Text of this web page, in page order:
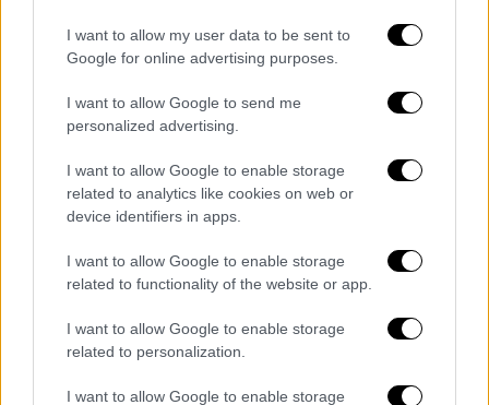
I want to allow my user data to be sent to
Google for online advertising purposes.
I want to allow Google to send me
personalized advertising.
I want to allow Google to enable storage
related to analytics like cookies on web or
device identifiers in apps.
I want to allow Google to enable storage
related to functionality of the website or app.
I want to allow Google to enable storage
related to personalization.
I want to allow Google to enable storage
Τον Ιανουάριο του τρέχοντος έτους, ο
ντράμερ Μίκι Ντι είπε ότι το συγκρότημα
με το όνομα Motorhead.
Αντίστροφη μέτρηση για το debate -
Όλες οι λεπτομέρειες για την κρίσιμη
προεκλογική τηλεμαχία - Οι θέσεις των
πολιτικών και η διαδικασία
Συγκλονίζει ο θάνατος του 5,5 μηνών
βρέφους που βρέθηκε νεκρό στην Άρτα -